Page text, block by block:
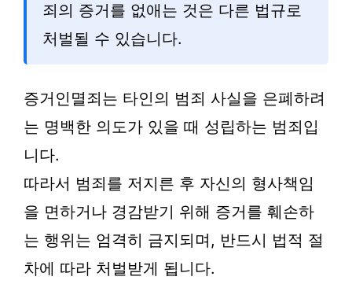
죄의 증거를 없애는 것은 다른 법규로
처벌될 수 있습니다.
증거인멸죄는 타인의 범죄 사실을 은폐하려
는 명백한 의도가 있을 때 성립하는 범죄입
니다.
따라서 범죄를 저지른 후 자신의 형사책임
을 면하거나 경감받기 위해 증거를 훼손하
는 행위는 엄격히 금지되며, 반드시 법적 절
차에 따라 처벌받게 됩니다.